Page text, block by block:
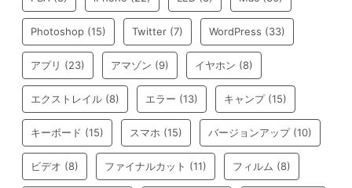
Photoshop (15) Twitter (7) WordPress (33)
アプリ (23) アマゾン (9) イヤホン (8)
エクストレイル (8) エラー (13) キャンプ(15)
キーボード (15) スマホ (15) バージョンアップ(10)
ビデオ (8) ファイナルカット (11) フィルム (8)